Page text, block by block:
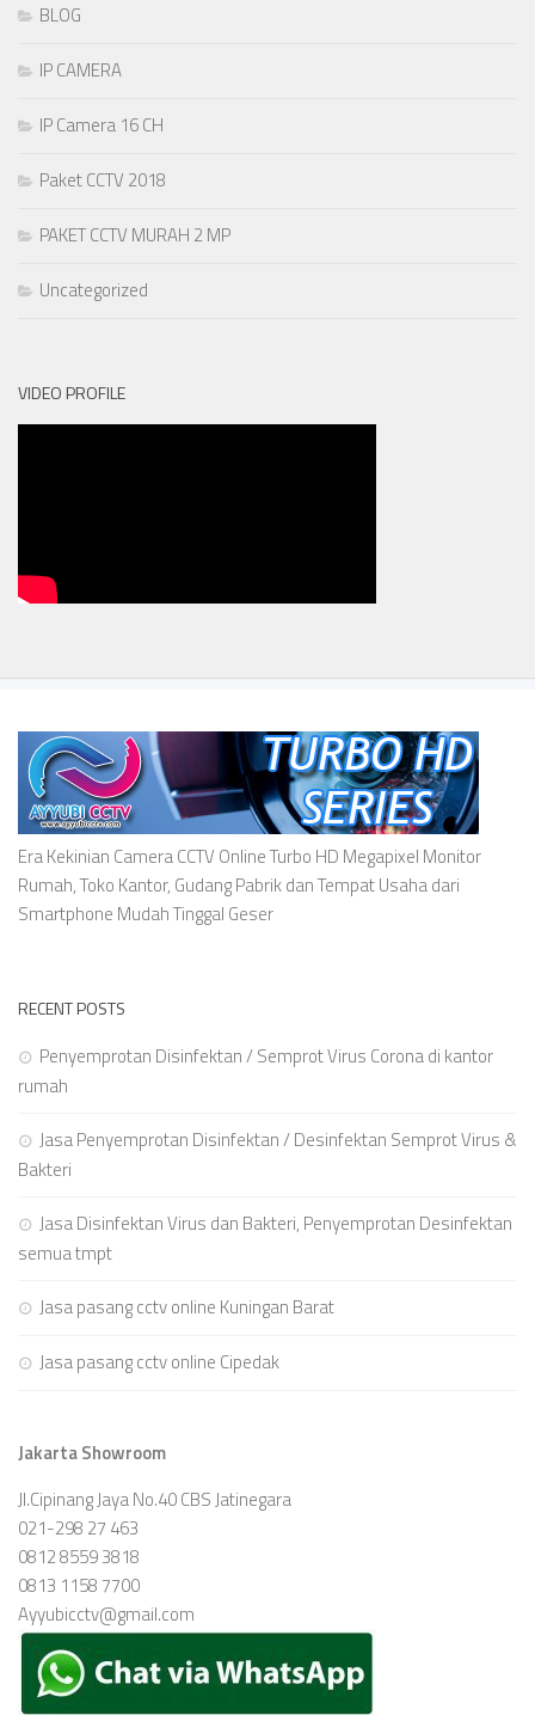
BLOG
IP CAMERA
IP Camera 16 CH
Paket CCTV 2018
PAKET CCTV MURAH 2 MP
Uncategorized
VIDEO PROFILE
Era Kekinian Camera CCTV Online Turbo HD Megapixel Monitor
Rumah, Toko Kantor, Gudang Pabrik dan Tempat Usaha dari
Smartphone Mudah Tinggal Geser
RECENT POSTS
Penyemprotan Disinfektan / Semprot Virus Corona di kantor
rumah
Jasa Penyemprotan Disinfektan / Desinfektan Semprot Virus &
Bakteri
Jasa Disinfektan Virus dan Bakteri, Penyemprotan Desinfektan
semua tmpt
Jasa pasang cctv online Kuningan Barat
Jasa pasang cctv online Cipedak
Jakarta Showroom
Jl.Cipinang Jaya No.40 CBS Jatinegara
021-298 27 463
0812 8559 3818
0813 1158 7700
Ayyubicctv@gmail.com